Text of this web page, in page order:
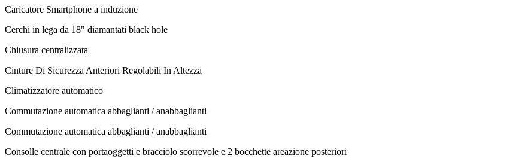
Caricatore Smartphone a induzione
Cerchi in lega da 18" diamantati black hole
Chiusura centralizzata
Cinture Di Sicurezza Anteriori Regolabili In Altezza
Climatizzatore automatico
Commutazione automatica abbaglianti / anabbaglianti
Commutazione automatica abbaglianti / anabbaglianti
Consolle centrale con portaoggetti e bracciolo scorrevole e 2 bocchette areazione posteriori